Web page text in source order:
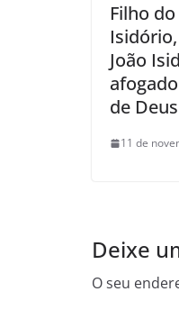
Filho
João
de Deus
11 de
Deixe
O seu